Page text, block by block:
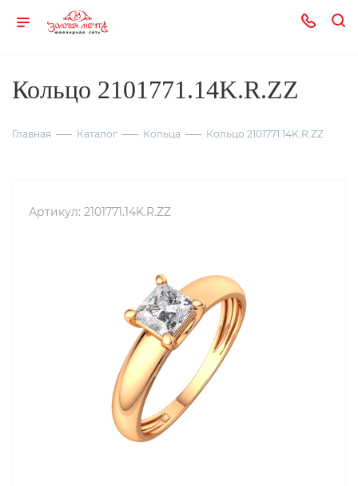
Кольцо 2101771.14K.R.ZZ
Главная Каталог Кольца Кольцо 2101771.14K.R.ZZ
Артикул: 2101771.14K.R.ZZ